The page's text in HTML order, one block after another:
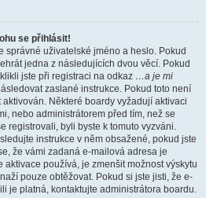
se přihlásit!
správné uživatelské jméno a heslo. Pokud
jedna z následujících dvou věcí. Pokud
jste při registraci na odkaz …a je mi
zaslané instrukce. Pokud toto není
Některé boardy vyžadují aktivaci
nebo administrátorem před tím, než se
registrovali, byli byste k tomuto vyzváni.
instrukce v něm obsažené, pokud jste
že vámi zadaná e-mailová adresa je
používá, je zmenšit možnost výskytu
pouze obtěžovat. Pokud si jste jisti, že e-
je platná, kontaktujte administrátora boardu.